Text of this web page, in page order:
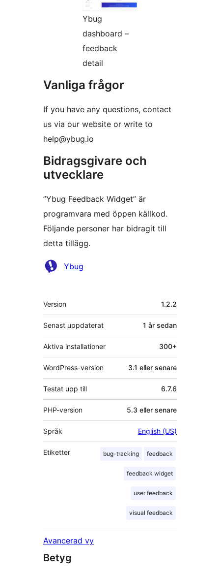
Ybug
dashboard –
feedback
detail
Vanliga frågor
If you have any questions, contact
us via our website or write to
help@ybug.io
Bidragsgivare och
utvecklare
”Ybug Feedback Widget” är
programvara med öppen källkod.
Följande personer har bidragit till
detta tillägg.
Bidragande
Ybug
Meta
Version 1.2.2
Senast uppdaterat 1 år sedan
Aktiva installationer 300+
WordPress-version 3.1 eller senare
Testat upp till 6.7.6
PHP-version 5.3 eller senare
Språk English (US)
Etiketter bug-tracking feedback
feedback widget
user feedback
visual feedback
Avancerad vy
Betyg